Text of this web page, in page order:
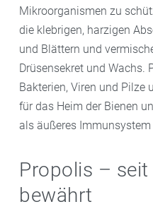
Mikroorganismen zu
die klebrigen, harzigen
und Blättern und
Drüsensekret und Wachs.
Bakterien, Viren und Pilze
für das Heim der Bienen
als äußeres
Propolis –
bewährt